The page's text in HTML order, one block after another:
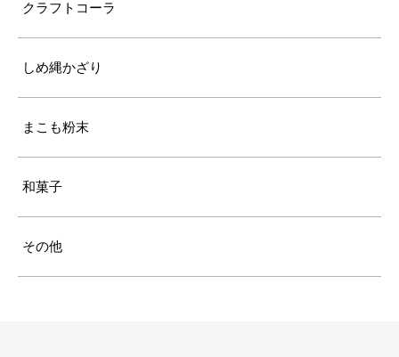
クラフトコーラ
しめ縄かざり
まこも粉末
和菓子
その他